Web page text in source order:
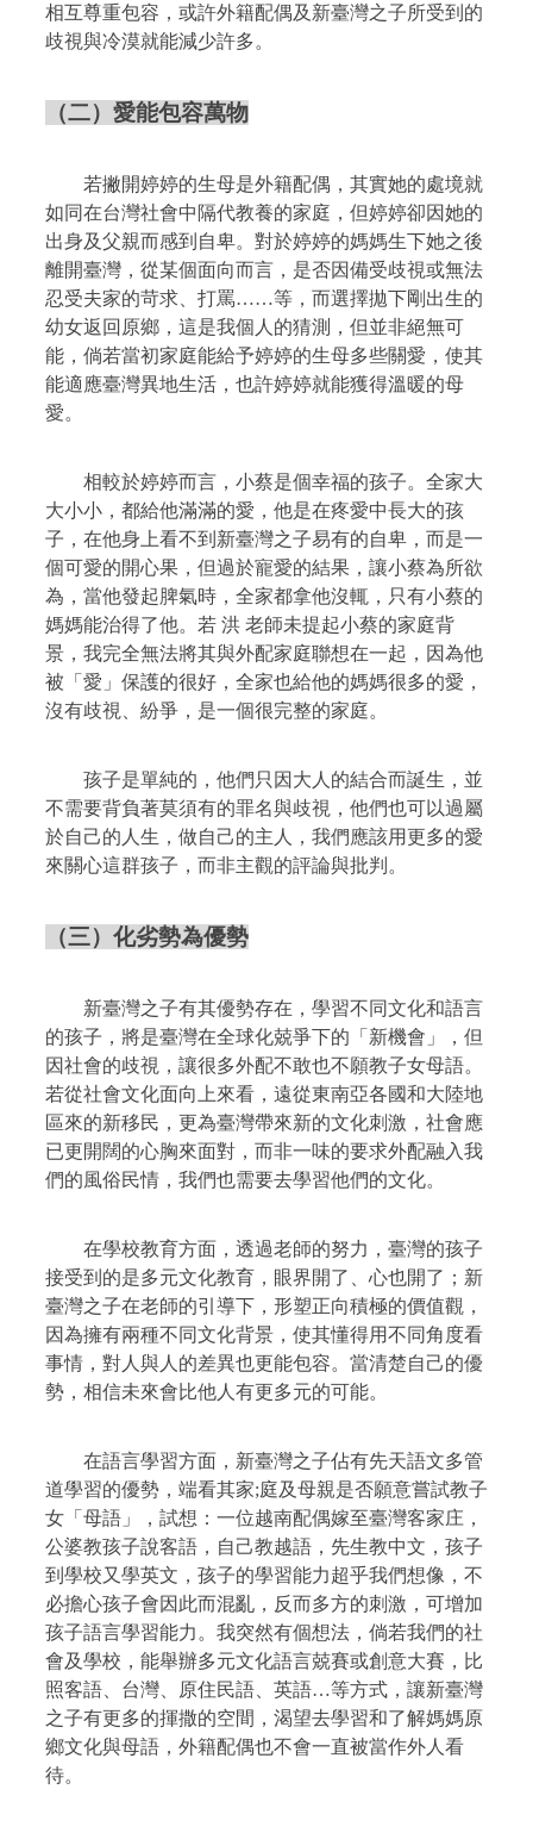
相互尊重包容，或許外籍配偶及新臺灣之子所受到的
歧視與冷漠就能減少許多。
（二）愛能包容萬物
若撇開婷婷的生母是外籍配偶，其實她的處境就
如同在台灣社會中隔代教養的家庭，但婷婷卻因她的
出身及父親而感到自卑。對於婷婷的媽媽生下她之後
離開臺灣，從某個面向而言，是否因備受歧視或無法
忍受夫家的苛求、打罵……等，而選擇拋下剛出生的
幼女返回原鄉，這是我個人的猜測，但並非絕無可
能，倘若當初家庭能給予婷婷的生母多些關愛，使其
能適應臺灣異地生活，也許婷婷就能獲得溫暖的母
愛。
相較於婷婷而言，小蔡是個幸福的孩子。全家大
大小小，都給他滿滿的愛，他是在疼愛中長大的孩
子，在他身上看不到新臺灣之子易有的自卑，而是一
個可愛的開心果，但過於寵愛的結果，讓小蔡為所欲
為，當他發起脾氣時，全家都拿他沒輒，只有小蔡的
媽媽能治得了他。若 洪 老師未提起小蔡的家庭背
景，我完全無法將其與外配家庭聯想在一起，因為他
被「愛」保護的很好，全家也給他的媽媽很多的愛，
沒有歧視、紛爭，是一個很完整的家庭。
孩子是單純的，他們只因大人的結合而誕生，並
不需要背負著莫須有的罪名與歧視，他們也可以過屬
於自己的人生，做自己的主人，我們應該用更多的愛
來關心這群孩子，而非主觀的評論與批判。
（三）化劣勢為優勢
新臺灣之子有其優勢存在，學習不同文化和語言
的孩子，將是臺灣在全球化兢爭下的「新機會」，但
因社會的歧視，讓很多外配不敢也不願教子女母語。
若從社會文化面向上來看，遠從東南亞各國和大陸地
區來的新移民，更為臺灣帶來新的文化刺激，社會應
已更開闊的心胸來面對，而非一味的要求外配融入我
們的風俗民情，我們也需要去學習他們的文化。
在學校教育方面，透過老師的努力，臺灣的孩子
接受到的是多元文化教育，眼界開了、心也開了；新
臺灣之子在老師的引導下，形塑正向積極的價值觀，
因為擁有兩種不同文化背景，使其懂得用不同角度看
事情，對人與人的差異也更能包容。當清楚自己的優
勢，相信未來會比他人有更多元的可能。
在語言學習方面，新臺灣之子佔有先天語文多管
道學習的優勢，端看其家;庭及母親是否願意嘗試教子
女「母語」，試想：一位越南配偶嫁至臺灣客家庄，
公婆教孩子說客語，自己教越語，先生教中文，孩子
到學校又學英文，孩子的學習能力超乎我們想像，不
必擔心孩子會因此而混亂，反而多方的刺激，可增加
孩子語言學習能力。我突然有個想法，倘若我們的社
會及學校，能舉辦多元文化語言兢賽或創意大賽，比
照客語、台灣、原住民語、英語…等方式，讓新臺灣
之子有更多的揮撒的空間，渴望去學習和了解媽媽原
鄉文化與母語，外籍配偶也不會一直被當作外人看
待。